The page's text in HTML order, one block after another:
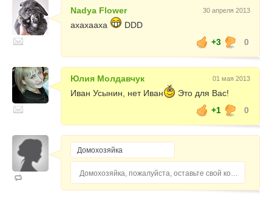
Nadya Flower 30 апреля 2013
ахахааха
DDD
+3
0
Юлия Молдавчук 01 мая 2013
Иван Усынин, нет Иван
Это для Вас!
+1
0
Домохозяйка, пожалуйста, оставьте свой комментарий...